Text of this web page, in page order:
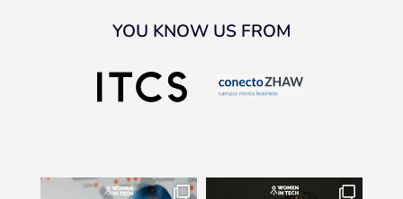
YOU KNOW US FROM